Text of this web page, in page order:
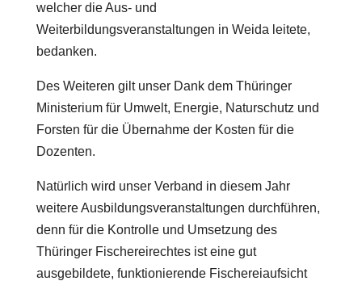
welcher die Aus- und
Weiterbildungsveranstaltungen in Weida leitete,
bedanken.
Des Weiteren gilt unser Dank dem Thüringer
Ministerium für Umwelt, Energie, Naturschutz und
Forsten für die Übernahme der Kosten für die
Dozenten.
Natürlich wird unser Verband in diesem Jahr
weitere Ausbildungsveranstaltungen durchführen,
denn für die Kontrolle und Umsetzung des
Thüringer Fischereirechtes ist eine gut
ausgebildete, funktionierende Fischereiaufsicht